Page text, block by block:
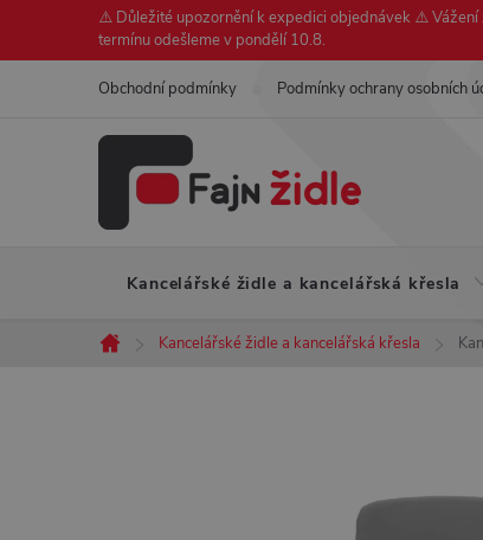
⚠️ Důležité upozornění k expedici objednávek ⚠️ Vážení
termínu odešleme v pondělí 10.8.
Obchodní podmínky Podmínky ochrany osobních
Kancelářské židle a kancelářská křesla
Domů
Kancelářské židle a kancelářská křesla